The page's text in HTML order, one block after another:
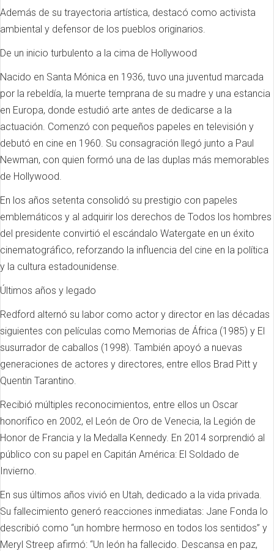
Además de su trayectoria artística, destacó como activista
ambiental y defensor de los pueblos originarios.
De un inicio turbulento a la cima de Hollywood
Nacido en Santa Mónica en 1936, tuvo una juventud marcada
por la rebeldía, la muerte temprana de su madre y una estancia
en Europa, donde estudió arte antes de dedicarse a la
actuación. Comenzó con pequeños papeles en televisión y
debutó en cine en 1960. Su consagración llegó junto a Paul
Newman, con quien formó una de las duplas más memorables
de Hollywood.
En los años setenta consolidó su prestigio con papeles
emblemáticos y al adquirir los derechos de Todos los hombres
del presidente convirtió el escándalo Watergate en un éxito
cinematográfico, reforzando la influencia del cine en la política
y la cultura estadounidense.
Últimos años y legado
Redford alternó su labor como actor y director en las décadas
siguientes con películas como Memorias de África (1985) y El
susurrador de caballos (1998). También apoyó a nuevas
generaciones de actores y directores, entre ellos Brad Pitt y
Quentin Tarantino.
Recibió múltiples reconocimientos, entre ellos un Oscar
honorífico en 2002, el León de Oro de Venecia, la Legión de
Honor de Francia y la Medalla Kennedy. En 2014 sorprendió al
público con su papel en Capitán América: El Soldado de
Invierno.
En sus últimos años vivió en Utah, dedicado a la vida privada.
Su fallecimiento generó reacciones inmediatas: Jane Fonda lo
describió como “un hombre hermoso en todos los sentidos” y
Meryl Streep afirmó: “Un león ha fallecido. Descansa en paz,